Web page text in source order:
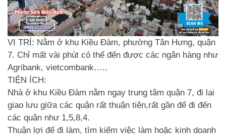
VỊ TRÍ: Nằm ở khu Kiều Đàm, phường Tân Hưng, quận
7. Chỉ mất vài phút có thể đến được các ngân hàng như
Agribank, vietcombank…..
TIỆN ÍCH:
Nhà ở khu Kiều Đàm nằm ngay trung tâm quận 7, đi lại
giao lưu giữa các quận rất thuận tiện,rất gần để đi đến
các quận như 1,5,8,4.
Thuận lợi để đi làm, tìm kiếm việc làm hoặc kinh doanh